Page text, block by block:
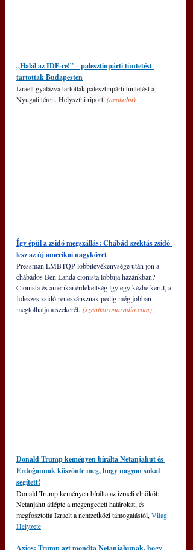
„Halál az IDF-re!” – palesztinpárti tüntetést
tartottak Budapesten
Izraelt gyalázva tartottak palesztinpárti tüntetést a
Nyugati téren. Helyszíni riport. (neokohn)
Így épül a zsidó megszállás: Chábád szektás zsidó
lesz az új amerikai nagykövet
Pressman LMBTQP lobbitevékenysége után jön a
chábádos Ben Landa cionista lobbija hazánkban?
Cionista és amerikai érdekeltség így egy kézbe kerül, a
fideszes zsidó reneszánsznak pedig még jobban
megtolhatja a szekerét. (szentkoronaradio.com)
Donald Trump keményen bírálta Netanjahut és
Erdoğannak köszönte meg, hogy nagyon sokat
segített!
Donald Trump keményen bírálta az izraeli elnököt:
Netanjahu átlépte a megengedett határokat, és
megfosztotta Izraelt a nemzetközi támogatástól, Vilag
Helyzete